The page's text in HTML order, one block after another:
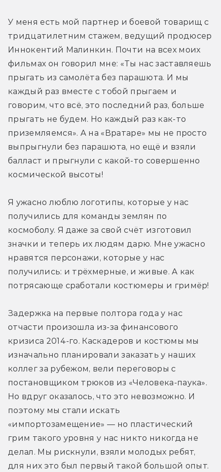
У меня есть мой партнер и боевой товарищ с
тридцатилетним стажем, ведущий продюсер
Иннокентий Малинкин. Почти на всех моих
фильмах он говорил мне: «Ты нас заставляешь
прыгать из самолёта без парашюта. И мы
каждый раз вместе с тобой прыгаем и
говорим, что всё, это последний раз, больше
прыгать не будем. Но каждый раз как-то
приземляемся». А на «Вратаре» мы не просто
выпрыгнули без парашюта, но ещё и взяли
балласт и прыгнули с какой-то совершенно
космической высоты!
Я ужасно люблю логотипы, которые у нас
получились для команды землян по
космоболу. Я даже за свой счёт изготовил
значки и теперь их людям дарю. Мне ужасно
нравятся персонажи, которые у нас
получились: и трёхмерные, и живые. А как
потрясающе сработали костюмеры и гримёр!
Задержка на первые полтора года у нас
отчасти произошла из-за финансового
кризиса 2014-го. Каскадеров и костюмы мы
изначально планировали заказать у наших
коллег за рубежом, вели переговоры с
постановщиком трюков из «Человека-паука».
Но вдруг оказалось, что это невозможно. И
поэтому мы стали искать
«импортозамещение» — но пластический
грим такого уровня у нас никто никогда не
делал. Мы рискнули, взяли молодых ребят,
для них это был первый такой большой опыт.